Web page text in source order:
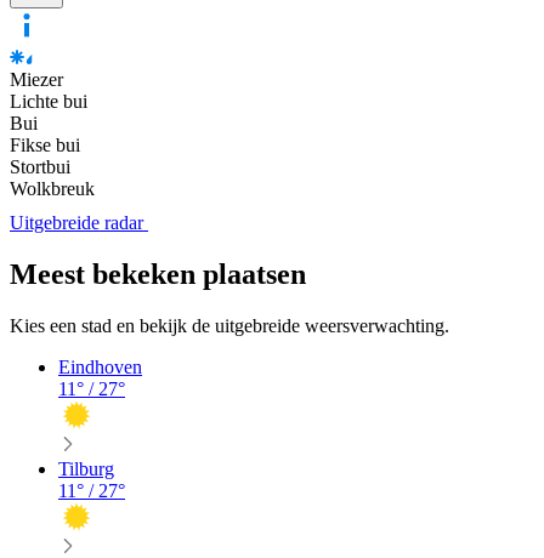
Miezer
Lichte bui
Bui
Fikse bui
Stortbui
Wolkbreuk
Uitgebreide radar
Meest bekeken plaatsen
Kies een stad en bekijk de uitgebreide weersverwachting.
Eindhoven
11° / 27°
Tilburg
11° / 27°